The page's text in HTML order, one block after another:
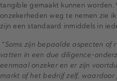
tangible gemaakt kunnen worden.
onzekerheden weg te nemen zie
zijn een standaard inmiddels in
"Soms zijn bepaalde aspecten of
vatten in een due diligence-
eenmaal onzeker en er zijn
markt of het bedrijf zelf,